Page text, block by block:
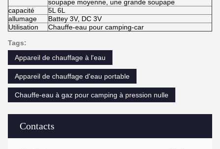
Contacts
soupape moyenne, une grande soupape
capacité
5L 6L
allumage
Battey 3V, DC 3V
Utilisation
Chauffe-eau pour camping-car
Tags:
Appareil de chauffage à l'eau
Appareil de chauffage d'eau portable
Chauffe-eau à gaz pour camping à pression nulle